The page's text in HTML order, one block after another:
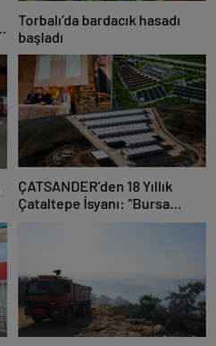
Torbalı’da bardacık hasadı
başladı
ÇATSANDER’den 18 Yıllık
Çataltepe İsyanı: “Bursa
Esnafını Kim 18 Yıldır Mağdur